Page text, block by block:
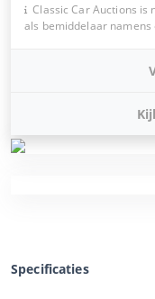
Classic Car Auctions
als bemiddelaar
Specificaties